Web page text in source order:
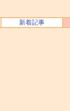
新着記事